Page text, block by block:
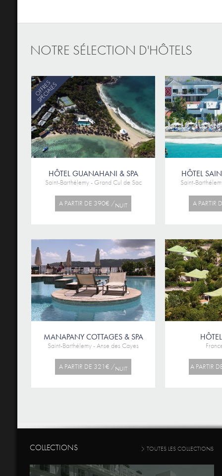
NOTRE SÉLECTION D'HÔTELS
OFFRES
SPECIALES
HÔTEL GUANAHANI & SPA
Saint-Barthélemy - Grand Cul de Sac
A PARTIR DE 390€ /NUIT
HÔTEL
Saint-
A
MANAPANY COTTAGES & SPA
Saint-Barthélemy - Anse des Cayes
A PARTIR DE 321€ /NUIT A PARTIR
COLLECTIONS TOUTES LES COLLECTIONS